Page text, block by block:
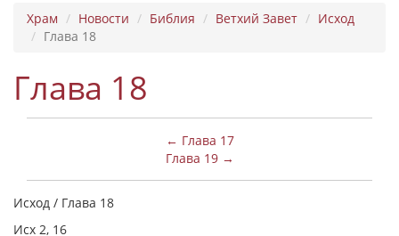
Храм Новости Библия Ветхий Завет
Исход
Глава 18
Глава 18
← Глава 17
Глава 19 →
Исход / Глава 18
Исх 2, 16